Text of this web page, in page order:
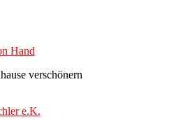
Hand
verschönern
e.K.